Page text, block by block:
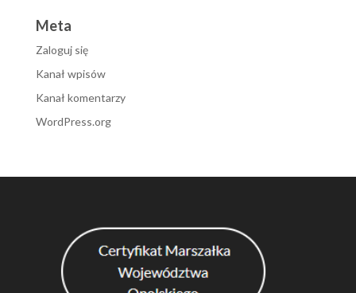
Meta
Zaloguj się
Kanał wpisów
Kanał komentarzy
WordPress.org